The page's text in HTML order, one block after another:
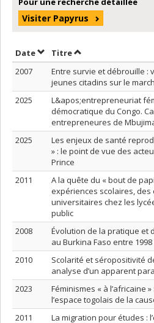
Visiter Papyrus
DateTrier par date en ordre
TitreTrier par titre en
2007
Entre survie et débrouille :
jeunes citadins sur le
2025
L&apos;entrepreneuriat
démocratique du Congo.
entrepreneures de
2025
Les enjeux de santé
» : le point de vue des
Prince
2011
A la quête du « bout de
expériences scolaires,
universitaires chez les
public
2008
Évolution de la pratique et
au Burkina Faso entre 1998
2010
Scolarité et séropositivité
analyse d’un apparent
2023
Féminismes « à l’africaine
l’espace togolais de la
2011
La migration pour études :